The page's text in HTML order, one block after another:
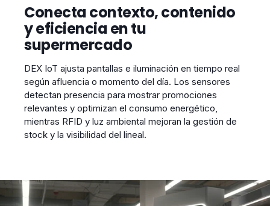
Conecta contexto, contenido
y eficiencia en tu
supermercado
DEX IoT ajusta pantallas e iluminación en tiempo real
según afluencia o momento del día. Los sensores
detectan presencia para mostrar promociones
relevantes y optimizan el consumo energético,
mientras RFID y luz ambiental mejoran la gestión de
stock y la visibilidad del lineal.